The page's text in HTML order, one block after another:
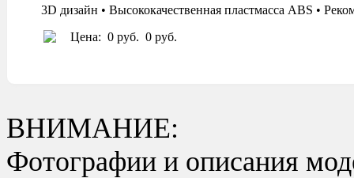
3D дизайн • Высококачественная пластмасса ABS •
Цена: 0 руб. 0 руб.
ВНИМАНИЕ:
Фотографии и описания